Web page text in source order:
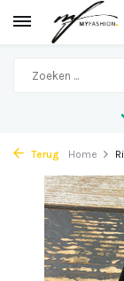
Terug Home